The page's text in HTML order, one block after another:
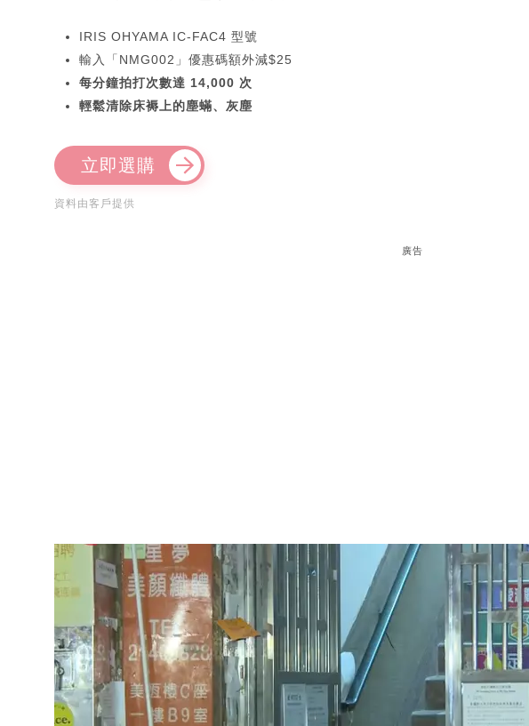
IRIS OHYAMA IC-FAC4 型號
輸入「NMG002」優惠碼額外減$25
每分鐘拍打次數達 14,000 次
輕鬆清除床褥上的塵蟎、灰塵
立即選購
資料由客戶提供
廣告